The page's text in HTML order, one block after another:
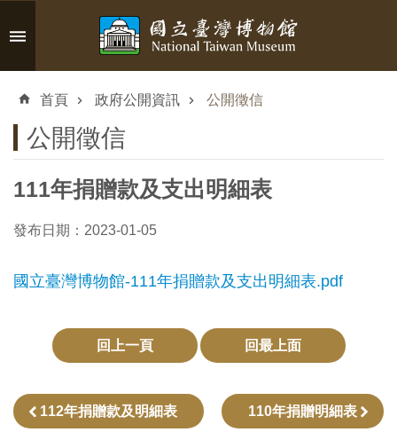
跳到主要內容區塊
搜
識
博
資
訊
首頁 政府公開資訊 公開徵信
公開徵信
111年捐贈款及支出明細表
發布日期：2023-01-05
國立臺灣博物館-111年捐贈款及支出明細表.pdf
回上一頁 回最上面
112年捐贈款及明細表 110年捐贈明細表